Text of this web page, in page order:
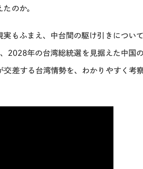
のか。
もふまえ、中台間の駆け引きについ
2028年の台湾総統選を見据えた中国
差する台湾情勢を、わかりやすく考